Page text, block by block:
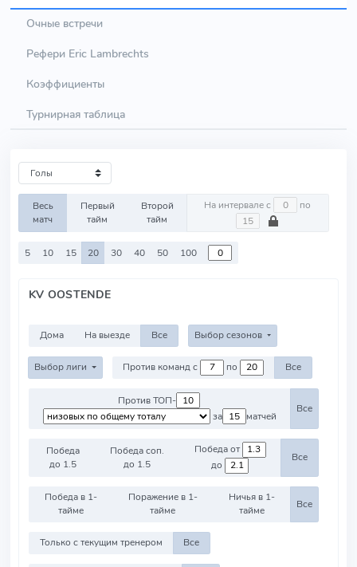
Очные встречи
Рефери Eric Lambrechts
Коэффициенты
Турнирная таблица
Весь
матч
Первый
тайм
Второй
тайм
На интервале с по
5 10 15 20 30 40 50 100
KV OOSTENDE
Дома На выезде Все Выбор сезонов
Выбор лиги Против команд с по Все
Против ТОП-
за
матчей
Все
Победа
до 1.5
Победа соп.
до 1.5
Победа от
до
Все
Победа в 1-
тайме
Поражение в 1-
тайме
Ничья в 1-
тайме
Все
Только с текущим тренером Все